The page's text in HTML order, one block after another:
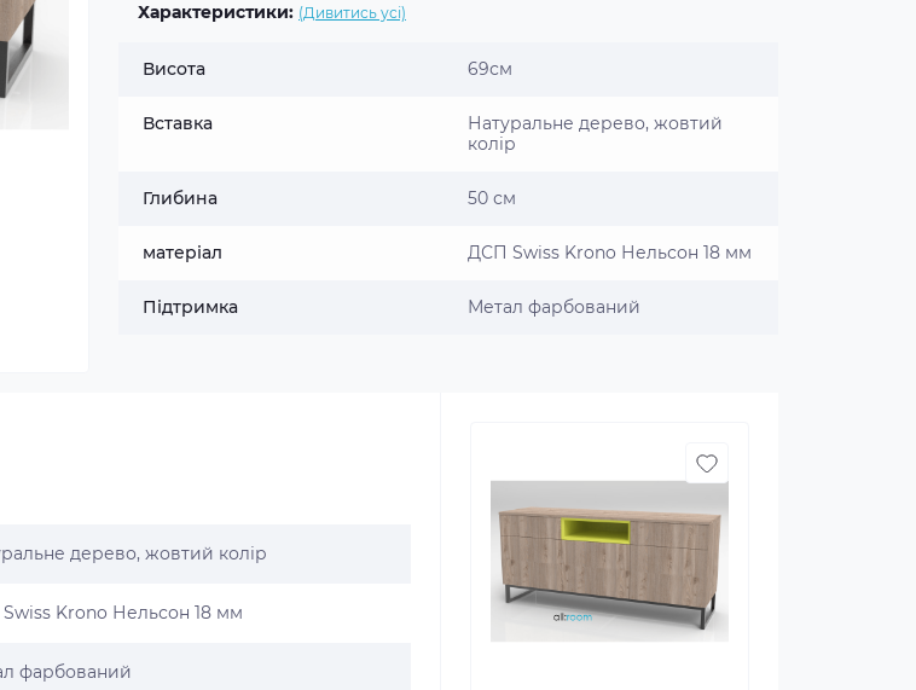
Характеристики: (Дивитись усі)
Висота 69см
Вставка
Натуральне дерево, жовтий
колір
Глибина 50 см
матеріал ДСП Swiss Krono Нельсон 18 мм
Підтримка Метал фарбований
дерево, жовтий колір
Krono Нельсон 18 мм
фарбований